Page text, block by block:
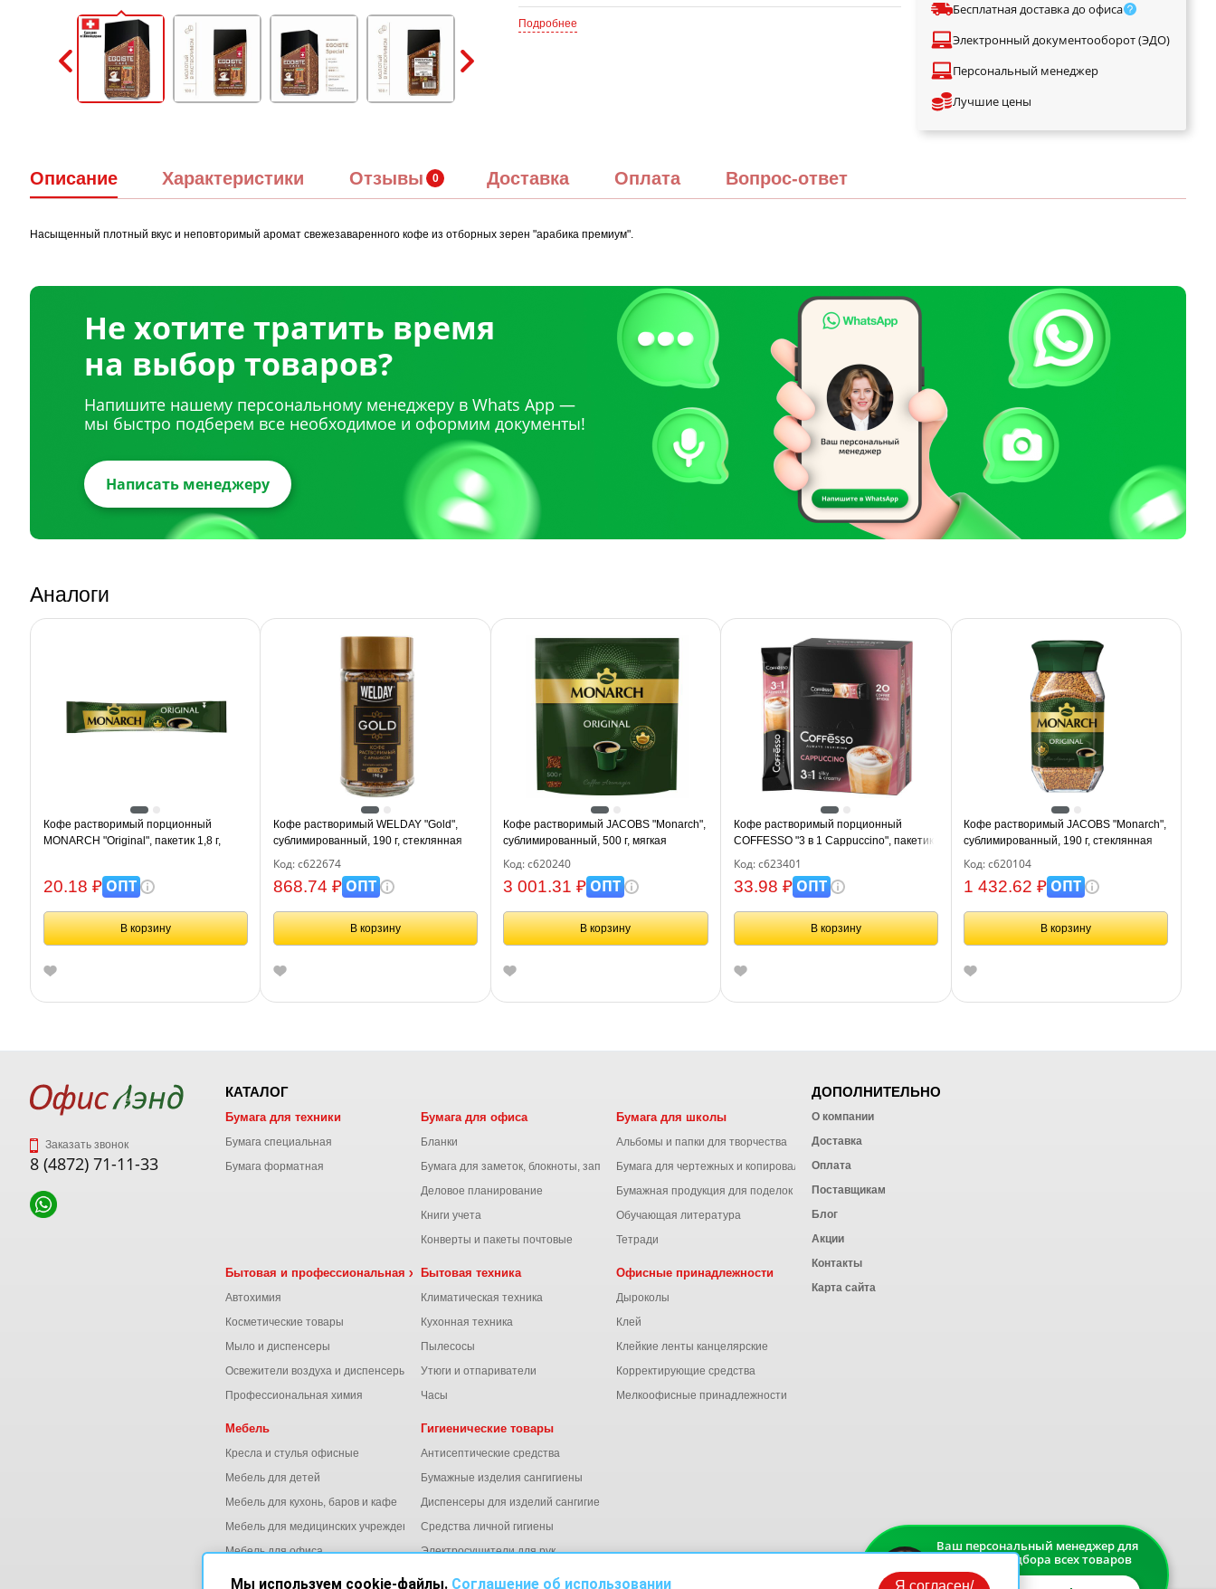
Подробнее
Бесплатная доставка до офиса
Электронный документооборот (ЭДО)
Персональный менеджер
Лучшие цены
Описание Характеристики Отзывы Доставка Оплата Вопрос-ответ
Насыщенный плотный вкус и неповторимый аромат свежезаваренного кофе из отборных зерен "арабика премиум".
Не хотите тратить время
на выбор товаров?
Напишите нашему персональному менеджеру в Whats App —
мы быстро подберем все необходимое и оформим документы!
Написать менеджеру
Аналоги
Кофе растворимый порционный
MONARCH "Original", пакетик 1,8 г,
20.18 ₽ОПТ
В корзину
Кофе растворимый WELDAY "Gold",
сублимированный, 190 г, стеклянная
банка, 622674
Код: с622674
868.74 ₽ОПТ
В корзину
Кофе растворимый JACOBS "Monarch",
сублимированный, 500 г, мягкая
упаковка, 8052130
Код: с620240
3 001.31 ₽ОПТ
В корзину
Кофе растворимый порционный
COFFESSO "3 в 1 Cappuccino", пакетик
15 г, 102148
Код: с623401
33.98 ₽ОПТ
В корзину
Кофе растворимый JACOBS "Monarch",
сублимированный, 190 г, стеклянная
банка, 8050934
Код: с620104
1 432.62 ₽ОПТ
В корзину
Заказать звонок
8 (4872) 71-11-33
КАТАЛОГ
Бумага для техники
Бумага специальная
Бумага форматная
Бумага для офиса
Бланки
Бумага для заметок, блокноты, записные книжки
Деловое планирование
Книги учета
Конверты и пакеты почтовые
Бумага для школы
Альбомы и папки для творчества
Бумага для чертежных и копировальных работ
Бумажная продукция для поделок
Обучающая литература
Тетради
Бытовая и профессиональная химия
Автохимия
Косметические товары
Мыло и диспенсеры
Освежители воздуха и диспенсеры
Профессиональная химия
Бытовая техника
Климатическая техника
Кухонная техника
Пылесосы
Утюги и отпариватели
Часы
Офисные принадлежности
Дыроколы
Клей
Клейкие ленты канцелярские
Корректирующие средства
Мелкоофисные принадлежности
Мебель
Кресла и стулья офисные
Мебель для детей
Мебель для кухонь, баров и кафе
Мебель для медицинских учреждений
Мебель для офиса
Гигиенические товары
Антисептические средства
Бумажные изделия сангигиены
Диспенсеры для изделий сангигиены
Средства личной гигиены
Электросушители для рук
ДОПОЛНИТЕЛЬНО
О компании
Доставка
Оплата
Поставщикам
Блог
Акции
Контакты
Карта сайта
Ваш персональный менеджер для
быстрого подбора всех товаров
Мы используем cookie-файлы. Соглашение об использовании Я согласен/